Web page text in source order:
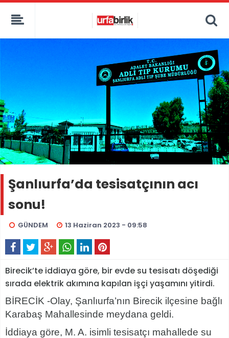
Şanlıurfa’da tesisatçının acı
sonu!
GÜNDEM 13 Haziran 2023 - 09:58
Birecik’te iddiaya göre, bir evde su tesisatı döşediği
sırada elektrik akımına kapılan işçi yaşamını yitirdi.
BİRECİK -Olay, Şanlıurfa’nın Birecik ilçesine bağlı
Karabaş Mahallesinde meydana geldi.
İddiaya göre, M. A. isimli tesisatçı mahallede su